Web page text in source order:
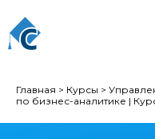
Главная > Курсы >
по бизнес-аналитике |